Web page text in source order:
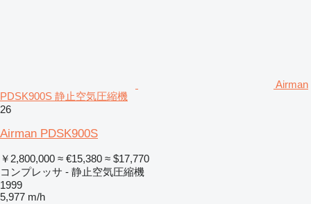
Airman
PDSK900S 静止空気圧縮機
26
Airman PDSK900S
￥2,800,000 ≈ €15,380 ≈ $17,770
コンプレッサ - 静止空気圧縮機
1999
5,977 m/h